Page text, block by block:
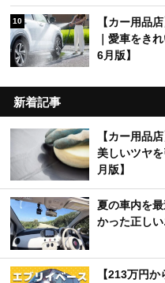
10
【カー用品
｜愛車をき
6月版】
新着記事
【カー用品
美しいツヤ
月版】
夏の車内を
かった正し
【213万円